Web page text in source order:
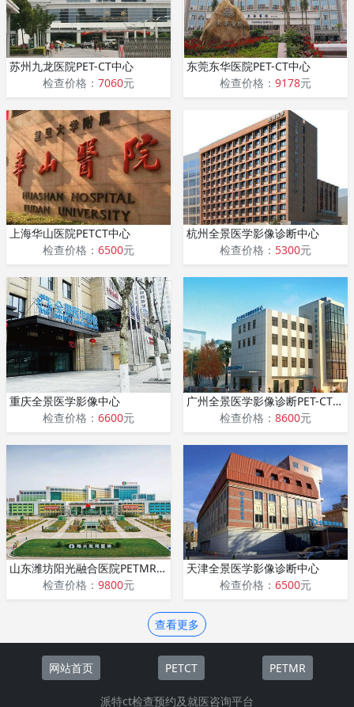
苏州九龙医院PET-CT中心
检查价格： 7060元
东莞东华医院PET-CT中心
检查价格： 9178元
上海华山医院PETCT中心
检查价格： 6500元
杭州全景医学影像诊断中心
检查价格： 5300元
重庆全景医学影像中心
检查价格： 6600元
广州全景医学影像诊断PET-CT中心
检查价格： 8600元
山东潍坊阳光融合医院PETMR中心
检查价格： 9800元
天津全景医学影像诊断中心
检查价格： 6500元
查看更多
网站首页 PETCT PETMR
派特ct检查预约及就医咨询平台